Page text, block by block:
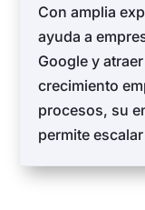
Con amplia
ayuda a
Google y
crecimiento
procesos, su
permite